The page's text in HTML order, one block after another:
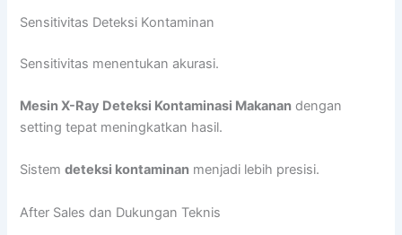
Sensitivitas Deteksi Kontaminan
Sensitivitas menentukan akurasi.
Mesin X-Ray Deteksi Kontaminasi Makanan dengan
setting tepat meningkatkan hasil.
Sistemdeteksi kontaminan menjadi lebih presisi.
After Sales dan Dukungan Teknis